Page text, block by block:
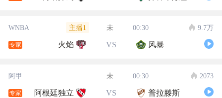
WNBA 主播1 未 00:30 9.7万
专家 火焰 VS 风暴
阿甲 未 00:30 2073
专家 阿根廷独立 VS 普拉滕斯